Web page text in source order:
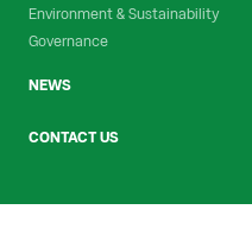
Environment & Sustainability
Governance
NEWS
CONTACT US